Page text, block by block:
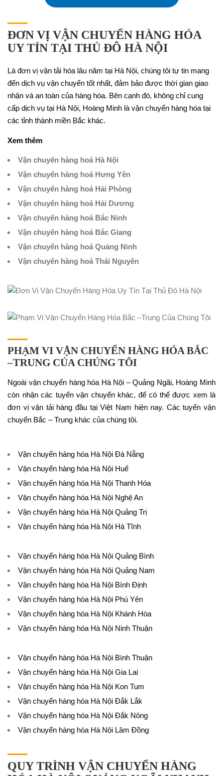
ĐƠN VỊ VẬN CHUYỂN HÀNG HÓA
UY TÍN TẠI THỦ ĐÔ HÀ NỘI
Là đơn vị vận tải hóa lâu năm tại Hà Nội, chúng tôi tự tin mang
đến dịch vụ vận chuyển tốt nhất, đảm bảo được thời gian giao
nhận và an toàn của hàng hóa. Bên cạnh đó, không chỉ cung
cấp dịch vụ tại Hà Nội, Hoàng Minh là vận chuyển hàng hóa tại
các tỉnh thành miền Bắc khác.
Xem thêm
Vận chuyển hàng hoá Hà Nội
Vận chuyển hàng hoá Hưng Yên
Vận chuyển hàng hoá Hải Phòng
Vận chuyển hàng hoá Hải Dương
Vận chuyển hàng hoá Bắc Ninh
Vận chuyển hàng hoá Bắc Giang
Vận chuyển hàng hoá Quảng Ninh
Vận chuyển hàng hoá Thái Nguyên
PHẠM VI VẬN CHUYỂN HÀNG HÓA BẮC
–TRUNG CỦA CHÚNG TÔI
Ngoài vận chuyển hàng hóa Hà Nội – Quảng Ngãi, Hoàng Minh
còn nhận các tuyến vận chuyển khác, để có thể được xem là
đơn vị vận tải hàng đầu tại Việt Nam hiện nay. Các tuyến vận
chuyển Bắc – Trung khác của chúng tôi.
Vận chuyển hàng hóa Hà Nội Đà Nẵng
Vận chuyển hàng hóa Hà Nội Huế
Vận chuyển hàng hóa Hà Nội Thanh Hóa
Vận chuyển hàng hóa Hà Nội Nghệ An
Vận chuyển hàng hóa Hà Nội Quảng Trị
Vận chuyển hàng hóa Hà Nội Hà Tĩnh
Vận chuyển hàng hóa Hà Nội Quảng Bình
Vận chuyển hàng hóa Hà Nội Quảng Nam
Vận chuyển hàng hóa Hà Nội Bình Định
Vận chuyển hàng hóa Hà Nội Phú Yên
Vận chuyển hàng hóa Hà Nội Khánh Hòa
Vận chuyển hàng hóa Hà Nội Ninh Thuận
Vận chuyển hàng hóa Hà Nội Bình Thuận
Vận chuyển hàng hóa Hà Nội Gia Lai
Vận chuyển hàng hóa Hà Nội Kon Tum
Vận chuyển hàng hóa Hà Nội Đắk Lắk
Vận chuyển hàng hóa Hà Nội Đắk Nông
Vận chuyển hàng hóa Hà Nội Lâm Đồng
QUY TRÌNH VẬN CHUYỂN HÀNG